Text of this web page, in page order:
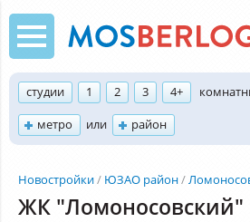
студии 1 2 3 4+
метро
или район
Новостройки ЮЗАО район
ЖК "Ломоносовский"